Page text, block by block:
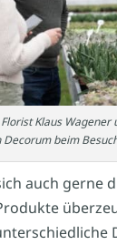
Klaus Wagener
beim
auch gerne